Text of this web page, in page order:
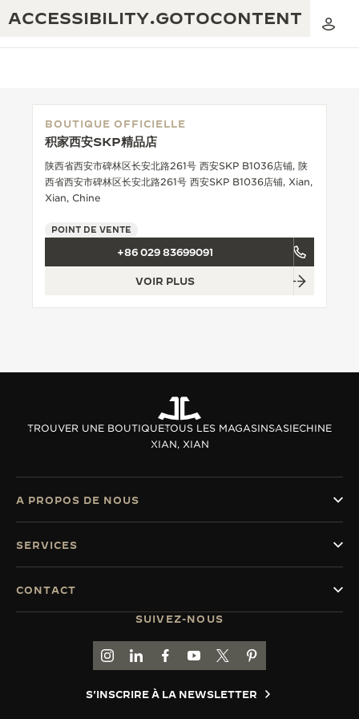
ACCESSIBILITY.GOTOCONTENT
GARANTIE DES MONTRES
THE REVERSO 1931 CAFÉ
L’ODYSSÉE SIDÉRALE
LE PIONNIER DE LA PRÉCISION
EXCELLENCE : PLUS DE 190 ANS
CRÉATIVITÉ : PLUS DE 430 BREVETS
INGÉNIOSITÉ : PLUS DE 1 400 CALIBRES
SAVOIR-FAIRE : 108 MÉTIERS
BOUTIQUE OFFICIELLE
积家西安SKP精品店
陕西省西安市碑林区长安北路261号 西安SKP B1036店铺, 陕
西省西安市碑林区长安北路261号 西安SKP B1036店铺, Xian,
Xian, Chine
POINT DE VENTE
+86 029 83699091
VOIR PLUS
TROUVER UNE BOUTIQUETOUS LES MAGASINSASIECHINE
XIAN, XIAN
SUIVEZ-NOUS
ACCÉDER À LA PAGE INSTAGRAM DE
ACCÉDER À LA PAGE LINKEDIN DE
ALLER SUR LA PAGE JAEGER-
ACCÉDER À LA PAGE
ALLER SUR LA PAGE
ALLER SUR LA
S'INSCRIRE À LA NEWSLETTER
A PROPOS DE NOUS
SERVICES
CONTACT